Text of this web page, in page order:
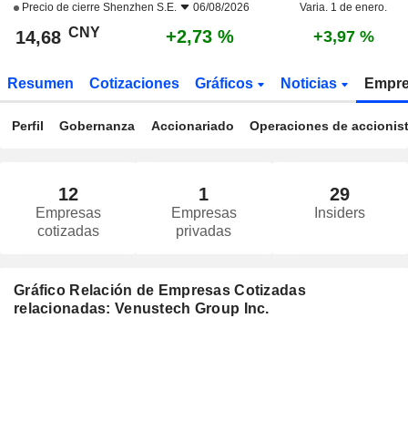
Precio de cierre Shenzhen S.E. 06/08/2026 Varia. 1 de enero.
14,68 CNY +2,73 % +3,97 %
Resumen Cotizaciones Gráficos Noticias
Perfil Gobernanza Accionariado Operaciones de
12
Empresas
cotizadas
1
Empresas
privadas
29
Insiders
Gráfico Relación de Empresas Cotizadas
relacionadas: Venustech Group Inc.